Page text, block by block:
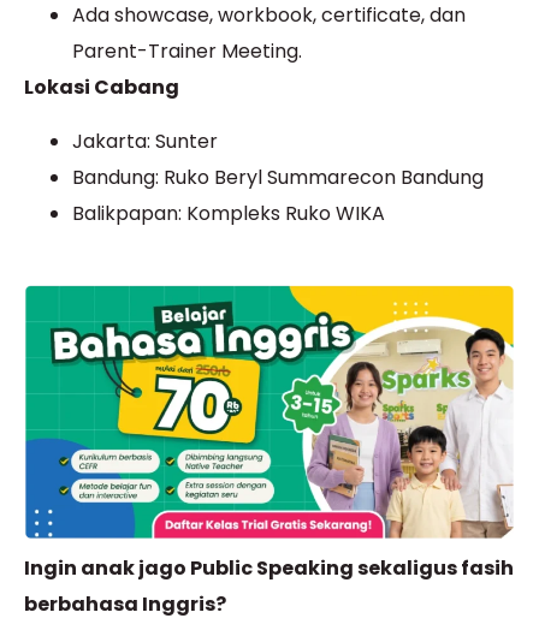
Ada showcase, workbook, certificate, dan
Parent-Trainer Meeting.
Lokasi Cabang
Jakarta: Sunter
Bandung: Ruko Beryl Summarecon Bandung
Balikpapan: Kompleks Ruko WIKA
Ingin anak jago Public Speaking sekaligus fasih
berbahasa Inggris?